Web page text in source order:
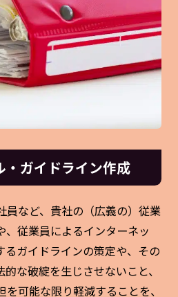
・ガイドライン作成
員など、貴社の（広義の）従業
、従業員によるインターネッ
るガイドラインの策定や、その
な破綻を生じさせないこと、
可能な限り軽減することを、